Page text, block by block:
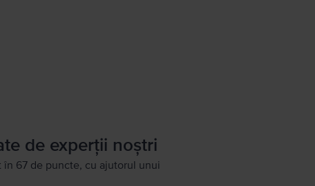
de experții noștri
în 67 de puncte, cu ajutorul unui